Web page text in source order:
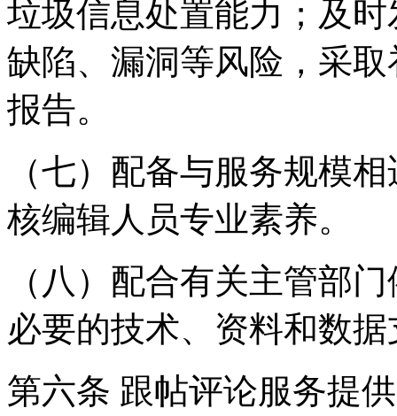
垃圾信息处置能力；及
缺陷、漏洞等风险，采
报告。
（七）配备与服务规模
核编辑人员专业素养。
（八）配合有关主管部
必要的技术、资料和数
第六条 跟帖评论服务提